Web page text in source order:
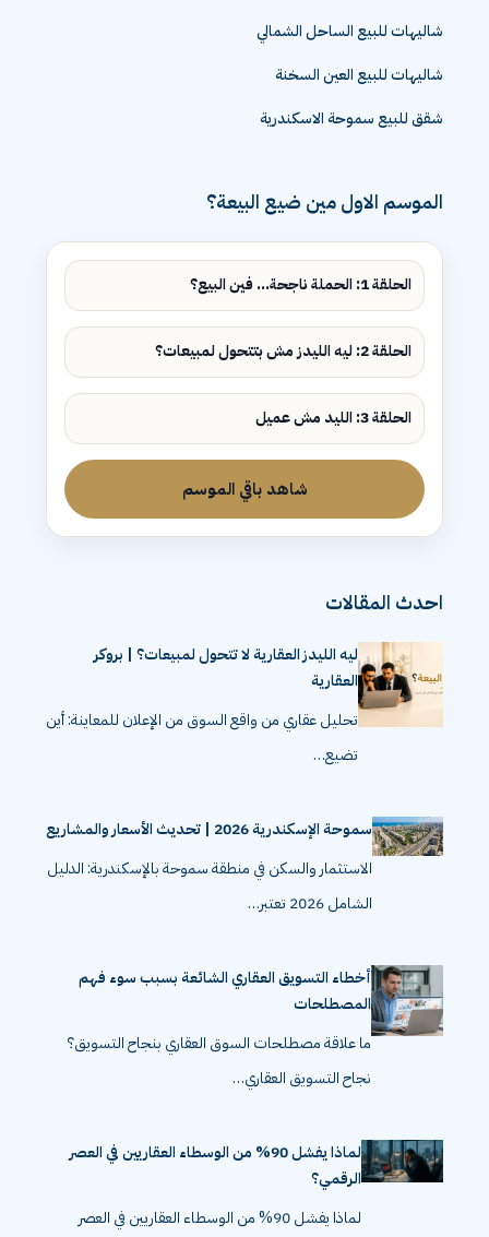
شاليهات للبيع الساحل الشمالي
شاليهات للبيع العين السخنة
شقق للبيع سموحة الاسكندرية
الموسم الاول مين ضيع البيعة؟
الحلقة 1: الحملة ناجحة... فين البيع؟
الحلقة 2: ليه الليدز مش بتتحول لمبيعات؟
الحلقة 3: الليد مش عميل
شاهد باقي الموسم
احدث المقالات
ليه الليدز العقارية لا تتحول لمبيعات؟ | بروكر
العقارية
تحليل عقاري من واقع السوق من الإعلان للمعاينة: أين
تضيع…
سموحة الإسكندرية 2026 | تحديث الأسعار والمشاريع
الاستثمار والسكن في منطقة سموحة بالإسكندرية: الدليل
الشامل 2026 تعتبر…
أخطاء التسويق العقاري الشائعة بسبب سوء فهم
المصطلحات
ما علاقة مصطلحات السوق العقاري بنجاح التسويق؟
نجاح التسويق العقاري…
لماذا يفشل 90% من الوسطاء العقاريين في العصر
الرقمي؟
لماذا يفشل 90% من الوسطاء العقاريين في العصر